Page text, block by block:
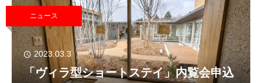
ニュース
2023.03.3
「ヴィラ型ショートステイ」内覧会申込